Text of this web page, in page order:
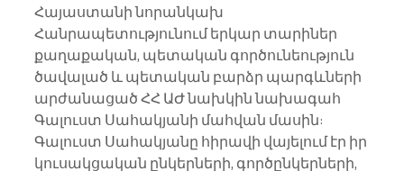
Հայաստանի նորանկախ
Հանրապետությունում երկար տարիներ
քաղաքական, պետական գործունեություն
ծավալած և պետական բարձր պարգևների
արժանացած ՀՀ ԱԺ նախկին նախագահ
Գալուստ Սահակյանի մահվան մասին:
Գալուստ Սահակյանը հիրավի վայելում էր իր
կուսակցական ընկերների, գործընկերների,